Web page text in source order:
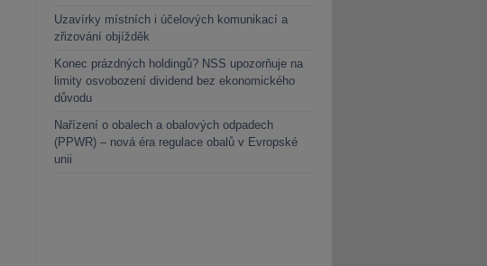
Uzavírky místních i účelových komunikací a
zřizování objížděk
Konec prázdných holdingů? NSS upozorňuje na
limity osvobození dividend bez ekonomického
důvodu
Nařízení o obalech a obalových odpadech
(PPWR) – nová éra regulace obalů v Evropské
unii